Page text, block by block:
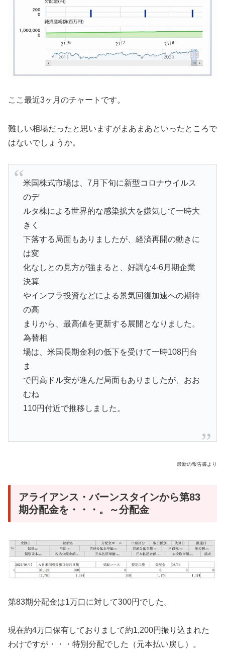
ここ最近3ヶ月のチャートです。
難しい相場だったと思いますがまあまあといったところで
はないでしょうか。
米国株式市場は、7月下旬に新型コロナウイルス
のデ
ルタ株による世界的な感染拡大を嫌気して一時大
きく
下落する局面もありましたが、経済再開の動きに
は変
化なしとの見方が強まると、好調な4-6月期企業
決算
やインフラ投資などによる景気回復加速への期待
の高
まりから、最高値を更新する展開となりました。
為替相
場は、米国長期金利の低下を受けて一時108円台
ま
で円高ドル安が進んだ局面もありましたが、おお
むね
110円付近で推移しました。
最新の報告書より
アライアンス・バーンスタインから第83
期分配金を・・・。～分配金
第83期分配金は1万口に対して300円でした。
現在約4万口保有しておりまして約1,200円振り込まれた
わけですが・・・特別分配でした（元本払い戻し）。